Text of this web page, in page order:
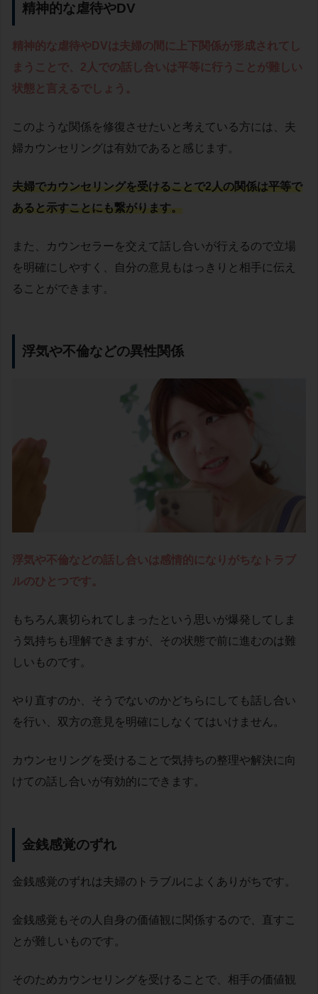
精神的な虐待やDV
精神的な虐待やDVは夫婦の間に上下関係が形成されてし
まうことで、2人での話し合いは平等に行うことが難しい
状態と言えるでしょう。
このような関係を修復させたいと考えている方には、夫
婦カウンセリングは有効であると感じます。
夫婦でカウンセリングを受けることで2人の関係は平等で
あると示すことにも繋がります。
また、カウンセラーを交えて話し合いが行えるので立場
を明確にしやすく、自分の意見もはっきりと相手に伝え
ることができます。
浮気や不倫などの異性関係
浮気や不倫などの話し合いは感情的になりがちなトラブ
ルのひとつです。
もちろん裏切られてしまったという思いが爆発してしま
う気持ちも理解できますが、その状態で前に進むのは難
しいものです。
やり直すのか、そうでないのかどちらにしても話し合い
を行い、双方の意見を明確にしなくてはいけません。
カウンセリングを受けることで気持ちの整理や解決に向
けての話し合いが有効的にできます。
金銭感覚のずれ
金銭感覚のずれは夫婦のトラブルによくありがちです。
金銭感覚もその人自身の価値観に関係するので、
直すこ
とが難しいものです。
そのためカウンセリングを受けることで、相手の価値観